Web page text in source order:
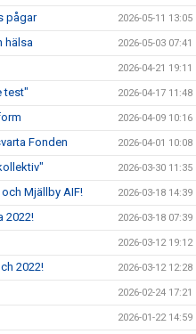
pågar 2026-05-11 13:05
hälsa 2026-05-03 07:41
2026-04-21 19:11
test" 2026-04-17 11:48
2026-04-09 10:16
Fonden 2026-04-01 10:08
2026-03-30 11:35
Mjällby AIF! 2026-03-18 14:39
2022! 2026-03-18 07:39
2026-03-12 19:12
2022! 2026-03-12 12:28
2026-02-24 17:21
2026-01-22 14:59